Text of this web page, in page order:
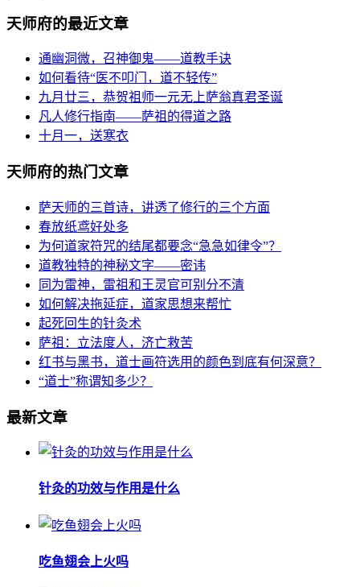
天师府的最近文章
通幽洞微，召神御鬼——道教手诀
如何看待“医不叩门，道不轻传”
九月廿三，恭贺祖师一元无上萨翁真君圣诞
凡人修行指南——萨祖的得道之路
十月一，送寒衣
天师府的热门文章
萨天师的三首诗，讲透了修行的三个方面
春放纸鸢好处多
为何道家符咒的结尾都要念“急急如律令”？
道教独特的神秘文字——密讳
同为雷神，雷祖和王灵官可别分不清
如何解决拖延症，道家思想来帮忙
起死回生的针灸术
萨祖：立法度人，济亡救苦
红书与黑书，道士画符选用的颜色到底有何深意？
“道士”称谓知多少？
最新文章
针灸的功效与作用是什么
吃鱼翅会上火吗